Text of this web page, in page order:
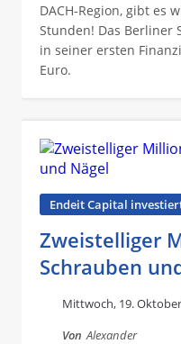
DACH-Region, gibt es
Stunden! Das Berliner
in seiner ersten
Euro.
Endeit Capital
Zweistelliger
Schrauben
Mittwoch, 19.
Von Alexander